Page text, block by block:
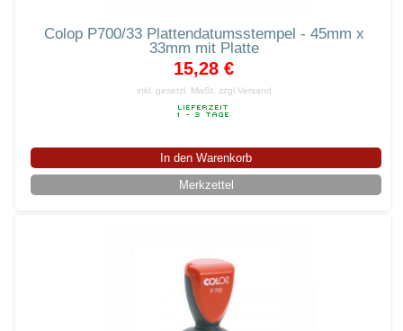
Colop P700/33 Plattendatumsstempel - 45mm x
33mm mit Platte
15,28 €
inkl. gesetzl. MwSt. zzgl.Versand
In den Warenkorb
Merkzettel